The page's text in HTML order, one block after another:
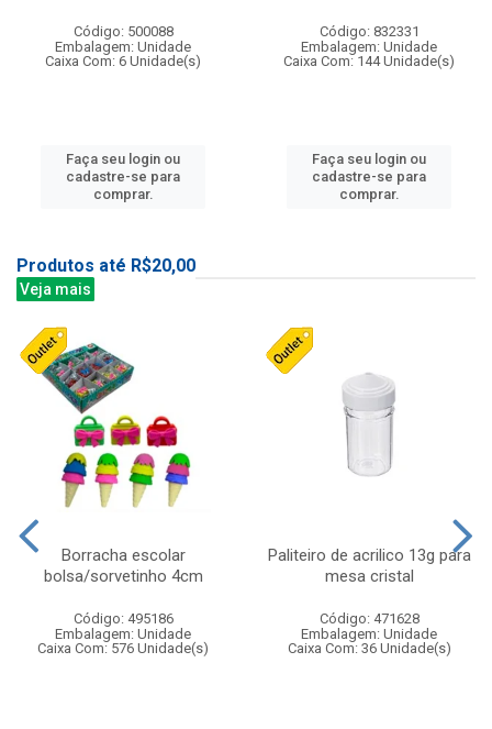
Código: 500088
Embalagem: Unidade
Caixa Com: 6 Unidade(s)
Faça seu login ou
cadastre-se para
comprar.
Código: 832331
Embalagem: Unidade
Caixa Com: 144 Unidade(s)
Faça seu login ou
cadastre-se para
comprar.
Produtos até R$20,00
Veja mais
Borracha escolar
bolsa/sorvetinho 4cm
Código: 495186
Embalagem: Unidade
Caixa Com: 576 Unidade(s)
Paliteiro de acrilico 13g para
mesa cristal
Código: 471628
Embalagem: Unidade
Caixa Com: 36 Unidade(s)